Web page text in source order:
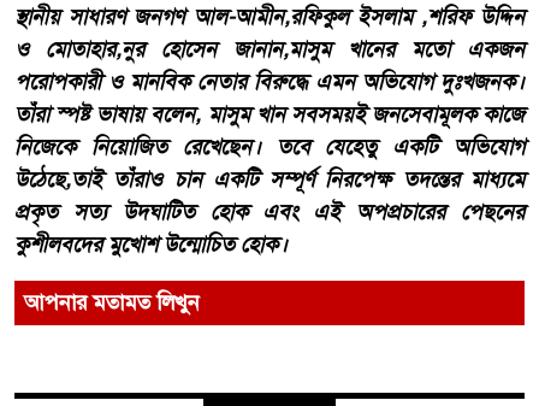
​স্থানীয় সাধারণ জনগণ আল-আমীন,রফিকুল ইসলাম ,শরিফ উদ্দিন
ও মোতাহার,নুর হোসেন জানান,মাসুম খানের মতো একজন
পরোপকারী ও মানবিক নেতার বিরুদ্ধে এমন অভিযোগ দুঃখজনক।
তাঁরা স্পষ্ট ভাষায় বলেন, মাসুম খান সবসময়ই জনসেবামূলক কাজে
নিজেকে নিয়োজিত রেখেছেন। তবে যেহেতু একটি অভিযোগ
উঠেছে,তাই তাঁরাও চান একটি সম্পূর্ণ নিরপেক্ষ তদন্তের মাধ্যমে
প্রকৃত সত্য উদঘাটিত হোক এবং এই অপপ্রচারের পেছনের
কুশীলবদের মুখোশ উন্মোচিত হোক।
আপনার মতামত লিখুন